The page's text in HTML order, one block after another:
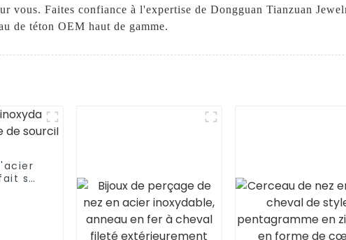
vous. Faites confiance à l'expertise de Dongguan Tianzuan
de téton OEM haut de gamme.
sur